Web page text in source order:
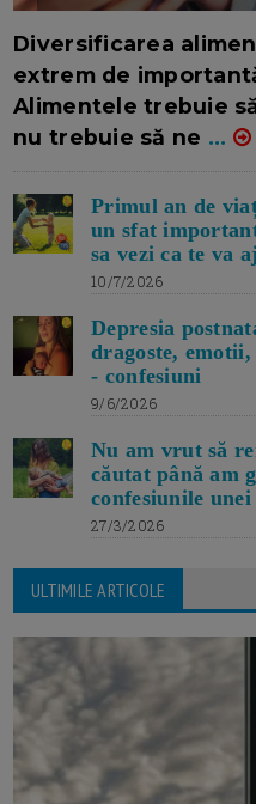
Diversificarea
extrem de
Alimentele trebuie
nu trebuie să ne ...
Primul an de
un sfat
sa vezi ca te va
10/7/2026
Depresia
dragoste,
- confesiuni
9/6/2026
Nu am vrut să
căutat până am
confesiunile
27/3/2026
ULTIMILE ARTICOLE